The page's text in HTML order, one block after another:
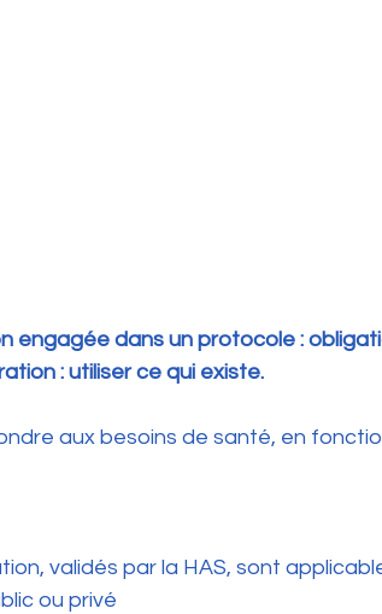
engagée dans un protocole :
: utiliser ce qui existe.
aux besoins de santé, en
validés par la HAS, sont
ou privé